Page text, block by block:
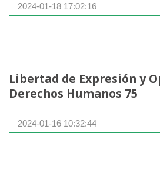
2024-01-18 17:02:16
Libertad de Expresión y
Derechos Humanos 75
2024-01-16 10:32:44